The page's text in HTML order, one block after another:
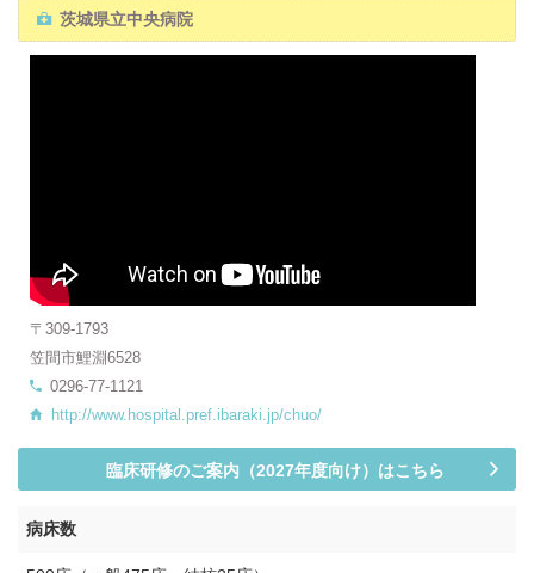
茨城県立中央病院
〒309-1793
笠間市鯉淵6528
0296-77-1121
http://www.hospital.pref.ibaraki.jp/chuo/
臨床研修のご案内（2027年度向け）はこちら
病床数